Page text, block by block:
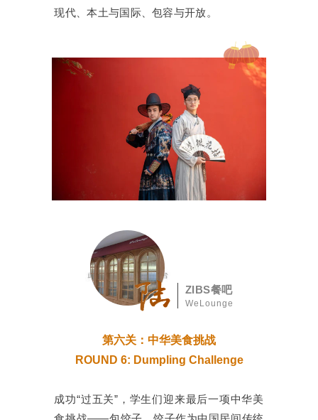
现代、本土与国际、包容与开放。
ZIBS餐吧
WeLounge
第六关：中华美食挑战
ROUND 6: Dumpling Challenge
成功“过五关”，学生们迎来最后一项中华美